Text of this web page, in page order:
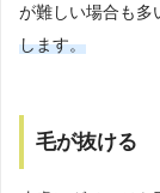
が難しい場合も多
します。
毛が抜ける